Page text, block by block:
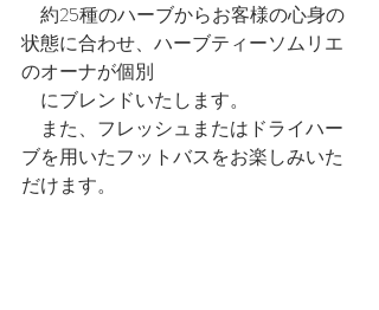
約25種のハーブからお客様の心身の
状態に合わせ、ハーブティーソムリエ
のオーナが個別
にブレンドいたします。
また、フレッシュまたはドライハー
ブを用いたフットバスをお楽しみいた
だけます。